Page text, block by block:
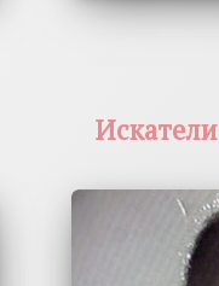
Искатели